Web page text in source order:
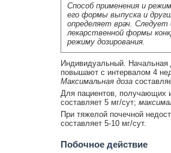
Способ применения и
его формы выпуска и
определяет врач.
лекарственной формы
режиму дозирования.
Индивидуальный. Начальная
повышают с интервалом 4
Максимальная доза
Для пациентов, получающих
составляет 5 мг/сут;
При тяжелой почечной
составляет 5-10 мг/сут.
Побочное действие